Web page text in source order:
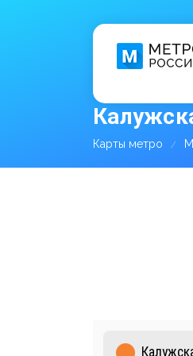
Карты метро